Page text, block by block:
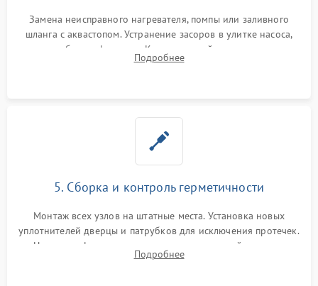
Замена неисправного нагревателя, помпы или заливного
шланга с аквастопом. Устранение засоров в улитке насоса,
патрубках и фильтрах. Компонентный ремонт платы
управления, восстановление поврежденной проводки.
Подробнее
5. Сборка и контроль герметичности
Монтаж всех узлов на штатные места. Установка новых
уплотнителей дверцы и патрубков для исключения протечек.
Надежная фиксация хомутов гидравлической системы,
сборка корпуса и установка датчика поплавка.
Подробнее